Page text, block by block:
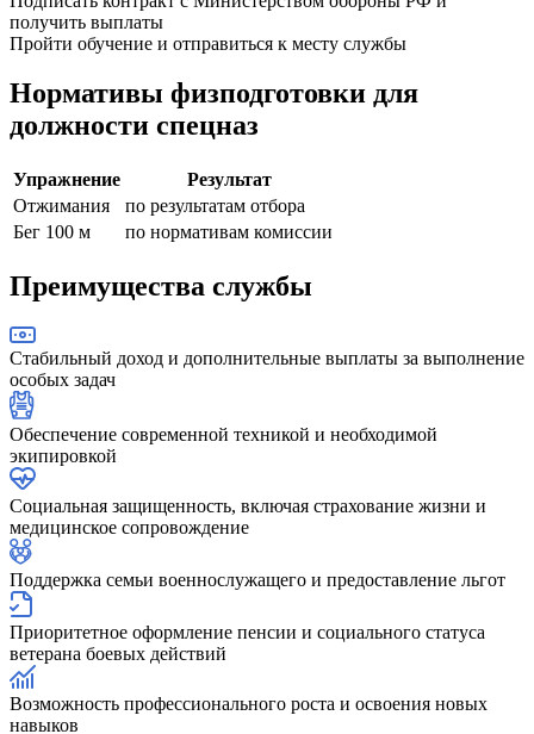
получить выплаты
Пройти обучение и отправиться к месту службы
Нормативы физподготовки для
должности спецназ
Упражнение
Результат
Отжимания
по результатам отбора
Бег 100 м
по нормативам комиссии
Преимущества службы
Стабильный доход и дополнительные выплаты за выполнение
особых задач
Обеспечение современной техникой и необходимой
экипировкой
Социальная защищенность, включая страхование жизни и
медицинское сопровождение
Поддержка семьи военнослужащего и предоставление льгот
Приоритетное оформление пенсии и социального статуса
ветерана боевых действий
Возможность профессионального роста и освоения новых
навыков